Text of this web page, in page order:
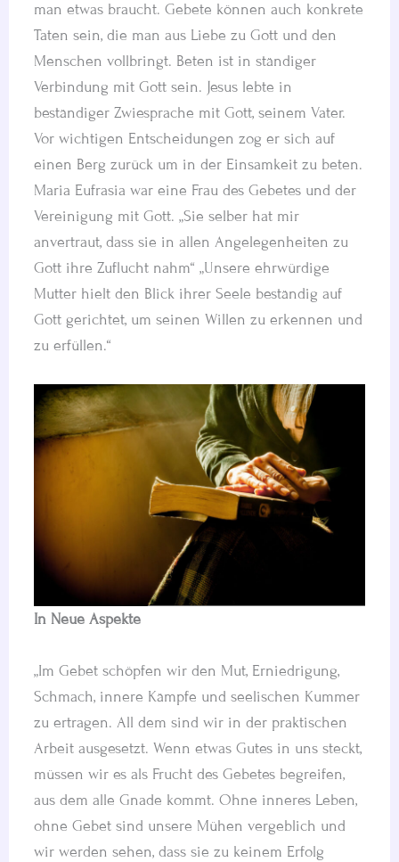
man etwas braucht. Gebete können auch konkrete
Taten sein, die man aus Liebe zu Gott und den
Menschen vollbringt. Beten ist in ständiger
Verbindung mit Gott sein. Jesus lebte in
beständiger Zwiesprache mit Gott, seinem Vater.
Vor wichtigen Entscheidungen zog er sich auf
einen Berg zurück um in der Einsamkeit zu beten.
Maria Eufrasia war eine Frau des Gebetes und der
Vereinigung mit Gott. „Sie selber hat mir
anvertraut, dass sie in allen Angelegenheiten zu
Gott ihre Zuflucht nahm“ „Unsere ehrwürdige
Mutter hielt den Blick ihrer Seele beständig auf
Gott gerichtet, um seinen Willen zu erkennen und
zu erfüllen.“
In Neue Aspekte
„Im Gebet schöpfen wir den Mut, Erniedrigung,
Schmach, innere Kämpfe und seelischen Kummer
zu ertragen. All dem sind wir in der praktischen
Arbeit ausgesetzt. Wenn etwas Gutes in uns steckt,
müssen wir es als Frucht des Gebetes begreifen,
aus dem alle Gnade kommt. Ohne inneres Leben,
ohne Gebet sind unsere Mühen vergeblich und
wir werden sehen, dass sie zu keinem Erfolg